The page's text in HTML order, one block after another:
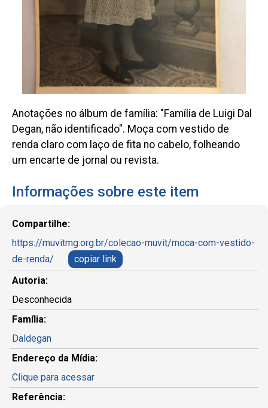
Anotações no álbum de família: "Família de Luigi Dal
Degan, não identificado". Moça com vestido de
renda claro com laço de fita no cabelo, folheando
um encarte de jornal ou revista.
Informações sobre este item
Compartilhe:
https://muvitmg.org.br/colecao-muvit/moca-com-vestido-
de-renda/
copiar link
Autoria:
Desconhecida
Família:
Daldegan
Endereço da Mídia:
Clique para acessar
Referência: